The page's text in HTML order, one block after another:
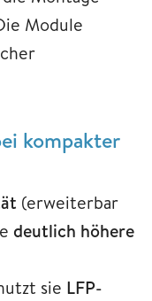
Module
kompakter
(erweiterbar
deutlich höhere
sie LFP-